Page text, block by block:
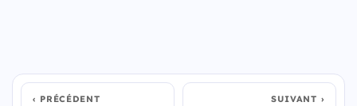
PRÉCÉDENT SUIVANT